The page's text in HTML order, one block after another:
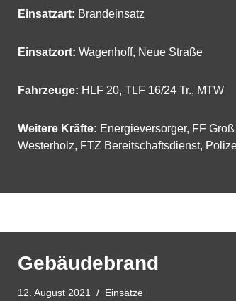
Einsatzart: Brandeinsatz
Einsatzort: Wagenhoff, Neue Straße
Fahrzeuge: HLF 20, TLF 16/24 Tr., MTW
Weitere Kräfte: Energieversorger, FF
Westerholz, FTZ Bereitschaftsdienst,
Gebäudebrand
12. August 2021 Einsätze